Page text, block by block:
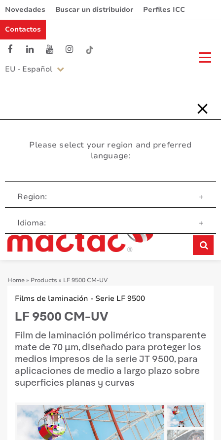
Novedades Buscar un distribuidor Perfiles ICC
Contactos
EU - Español
Please select your region and preferred
language:
Region: +
Idioma: +
Servicio al Cliente
Home» Products » LF 9500 CM-UV
Films de laminación - Serie LF 9500
LF 9500 CM-UV
Film de laminación polimérico transparente
mate de 70 μm, diseñado para proteger los
medios impresos de la serie JT 9500, para
aplicaciones de medio a largo plazo sobre
superficies planas y curvas